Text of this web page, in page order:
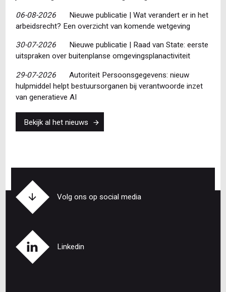
06-08-2026
Nieuwe publicatie | Wat verandert er in het
arbeidsrecht? Een overzicht van komende wetgeving
30-07-2026
Nieuwe publicatie | Raad van State: eerste
uitspraken over buitenplanse omgevingsplanactiviteit
29-07-2026
Autoriteit Persoonsgegevens: nieuw
hulpmiddel helpt bestuursorganen bij verantwoorde inzet
van generatieve AI
Bekijk al het nieuws
Volg ons op social media
Linkedin